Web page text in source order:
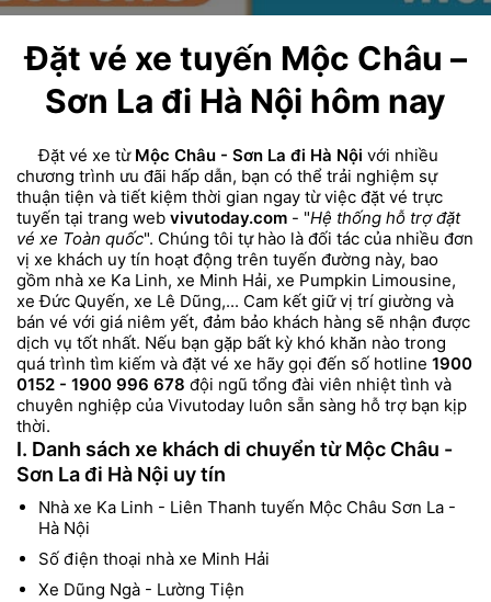
Đặt vé xe tuyến Mộc Châu –
Sơn La đi Hà Nội hôm nay
Đặt vé xe từ Mộc Châu - Sơn La đi Hà Nội với nhiều
chương trình ưu đãi hấp dẫn, bạn có thể trải nghiệm sự
thuận tiện và tiết kiệm thời gian ngay từ việc đặt vé trực
tuyến tại trang web vivutoday.com - "Hệ thống hỗ trợ đặt
vé xe Toàn quốc". Chúng tôi tự hào là đối tác của nhiều đơn
vị xe khách uy tín hoạt động trên tuyến đường này, bao
gồm nhà xe Ka Linh, xe Minh Hải, xe Pumpkin Limousine,
xe Đức Quyến, xe Lê Dũng,... Cam kết giữ vị trí giường và
bán vé với giá niêm yết, đảm bảo khách hàng sẽ nhận được
dịch vụ tốt nhất. Nếu bạn gặp bất kỳ khó khăn nào trong
quá trình tìm kiếm và đặt vé xe hãy gọi đến số hotline 1900
0152 - 1900 996 678 đội ngũ tổng đài viên nhiệt tình và
chuyên nghiệp của Vivutoday luôn sẵn sàng hỗ trợ bạn kịp
thời.
I. Danh sách xe khách di chuyển từ Mộc Châu -
Sơn La đi Hà Nội uy tín
Nhà xe Ka Linh - Liên Thanh tuyến Mộc Châu Sơn La -
Hà Nội
Số điện thoại nhà xe Minh Hải
Xe Dũng Ngà - Lường Tiện